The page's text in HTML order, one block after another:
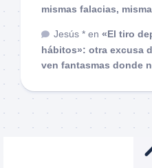
mismas falacias,
Jesús * en «El tiro
hábitos»: otra excusa
ven fantasmas donde